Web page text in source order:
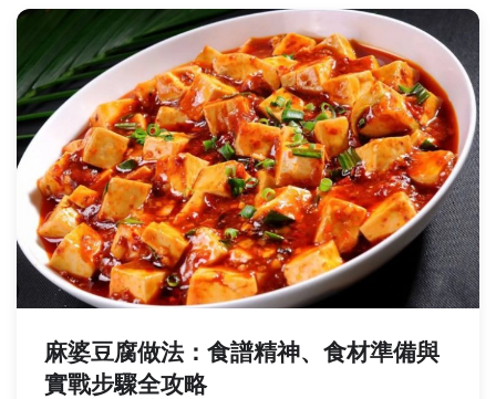
麻婆豆腐做法：食譜精神、食材準備與
實戰步驟全攻略